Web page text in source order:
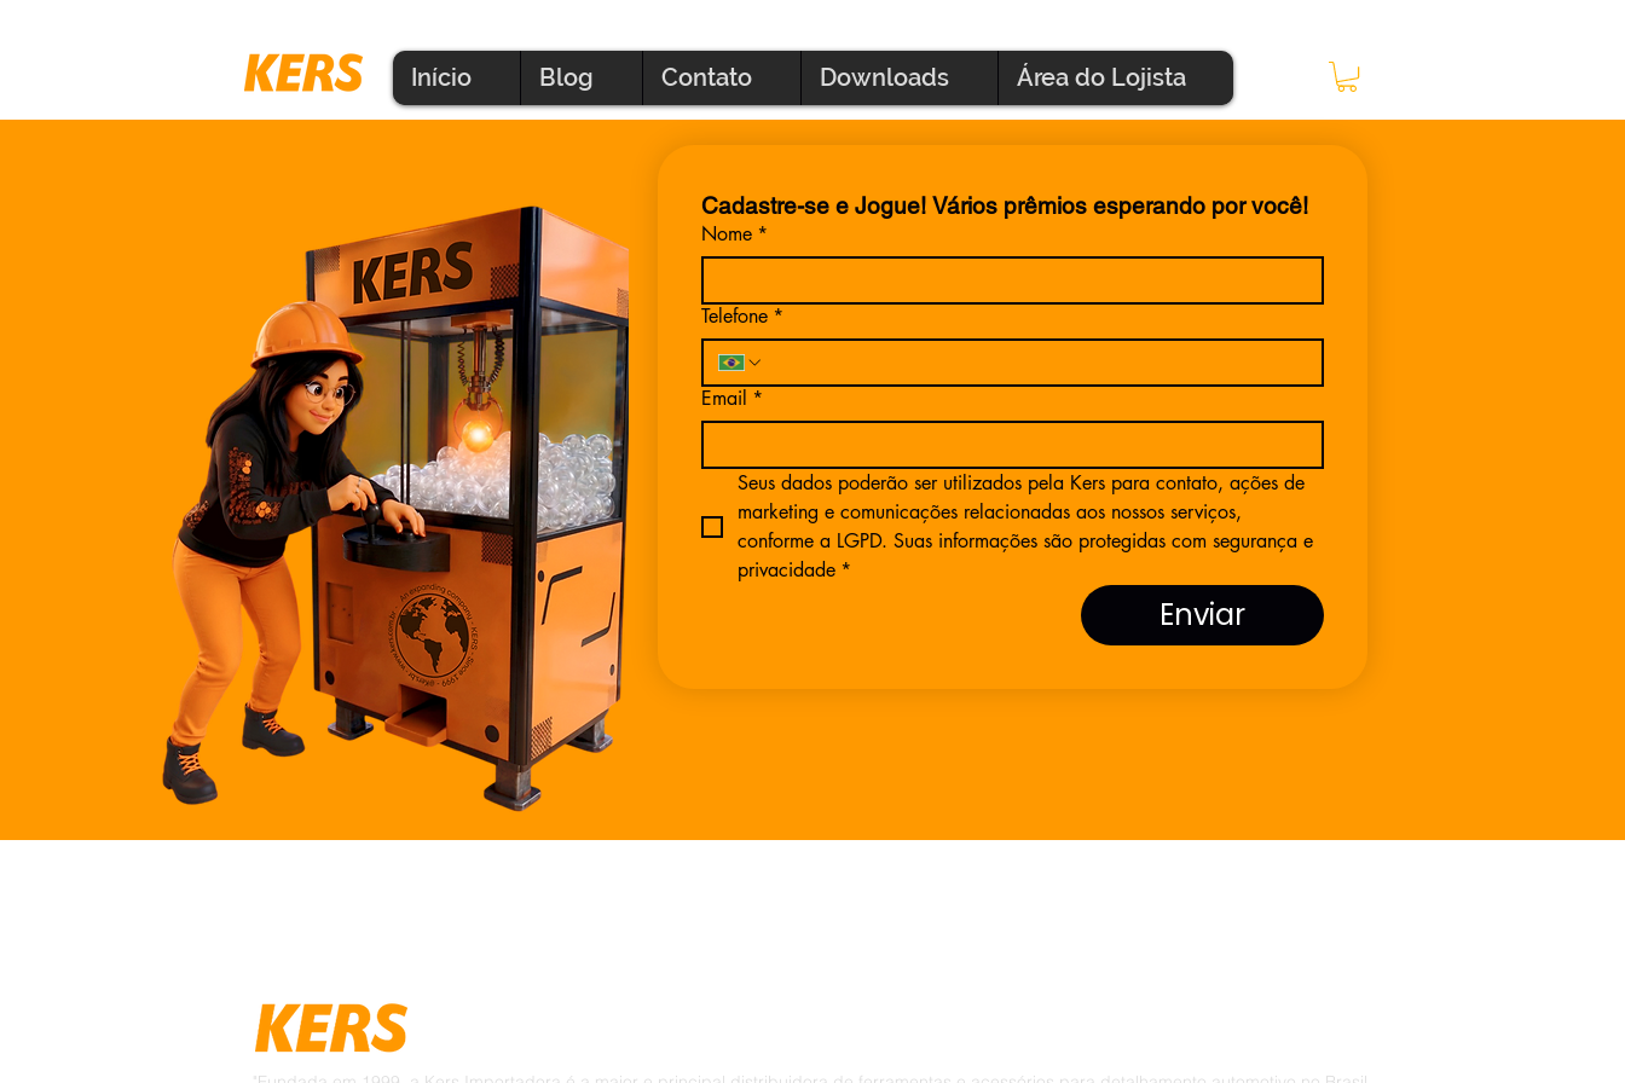
Início Blog Contato Downloads Área do Lojista
Cadastre-se e Jogue! Vários prêmios esperando por você!
Nome *
Telefone *
Email *
Seus dados poderão ser utilizados pela Kers para contato, ações de
marketing e comunicações relacionadas aos nossos serviços,
conforme a LGPD. Suas informações são protegidas com segurança e
privacidade *
Enviar